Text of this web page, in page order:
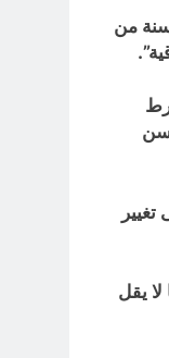
سنة من
بحسن
يقل